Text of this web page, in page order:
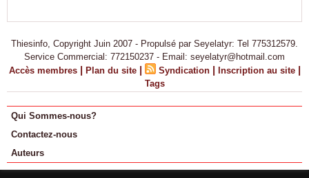
Thiesinfo, Copyright Juin 2007 - Propulsé par Seyelatyr: Tel 775312579.
Service Commercial: 772150237 - Email: seyelatyr@hotmail.com
Accès membres | Plan du site | Syndication | Inscription au site |
Tags
Qui Sommes-nous?
Contactez-nous
Auteurs